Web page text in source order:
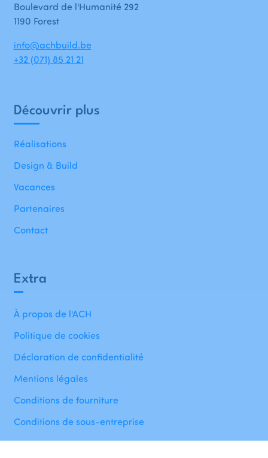
Extra
À propos de l'ACH
Politique de cookies
Déclaration de confidentialité
Mentions légales
Conditions de fourniture
Conditions de sous-entreprise
Découvrir plus
Réalisations
Design & Build
Vacances
Partenaires
Contact
Boulevard de l'Humanité 292
1190 Forest
info@achbuild.be
+32 (071) 85 21 21